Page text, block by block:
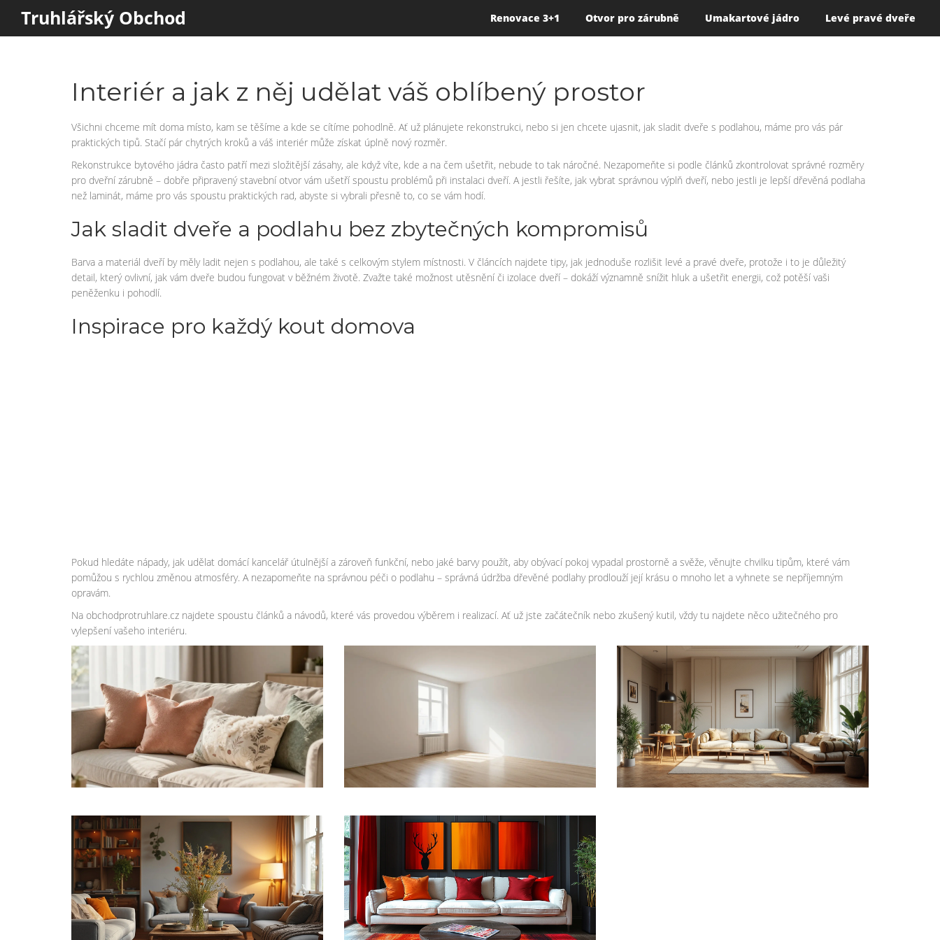
Truhlářský Obchod Renovace 3+1 Otvor pro zárubně Umakartové jádro Levé pravé dveře
Interiér a jak z něj udělat váš oblíbený prostor
Všichni chceme mít doma místo, kam se těšíme a kde se cítíme pohodlně. Ať už plánujete rekonstrukci, nebo si jen chcete ujasnit, jak sladit dveře s podlahou, máme pro vás pár
praktických tipů. Stačí pár chytrých kroků a váš interiér může získat úplně nový rozměr.
Rekonstrukce bytového jádra často patří mezi složitější zásahy, ale když víte, kde a na čem ušetřit, nebude to tak náročné. Nezapomeňte si podle článků zkontrolovat správné rozměry
pro dveřní zárubně – dobře připravený stavební otvor vám ušetří spoustu problémů při instalaci dveří. A jestli řešíte, jak vybrat správnou výplň dveří, nebo jestli je lepší dřevěná podlaha
než laminát, máme pro vás spoustu praktických rad, abyste si vybrali přesně to, co se vám hodí.
Jak sladit dveře a podlahu bez zbytečných kompromisů
Barva a materiál dveří by měly ladit nejen s podlahou, ale také s celkovým stylem místnosti. V článcích najdete tipy, jak jednoduše rozlišit levé a pravé dveře, protože i to je důležitý
detail, který ovlivní, jak vám dveře budou fungovat v běžném životě. Zvažte také možnost utěsnění či izolace dveří – dokáží významně snížit hluk a ušetřit energii, což potěší vaši
peněženku i pohodlí.
Inspirace pro každý kout domova
Pokud hledáte nápady, jak udělat domácí kancelář útulnější a zároveň funkční, nebo jaké barvy použít, aby obývací pokoj vypadal prostorně a svěže, věnujte chvilku tipům, které vám
pomůžou s rychlou změnou atmosféry. A nezapomeňte na správnou péči o podlahu – správná údržba dřevěné podlahy prodlouží její krásu o mnoho let a vyhnete se nepříjemným
opravám.
Na obchodprotruhlare.cz najdete spoustu článků a návodů, které vás provedou výběrem i realizací. Ať už jste začátečník nebo zkušený kutil, vždy tu najdete něco užitečného pro
vylepšení vašeho interiéru.